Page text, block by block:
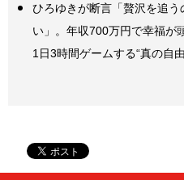
ひろゆきが断言「贅沢を追う
い」。年収700万円で幸福が
1日3時間ゲームする“真の自